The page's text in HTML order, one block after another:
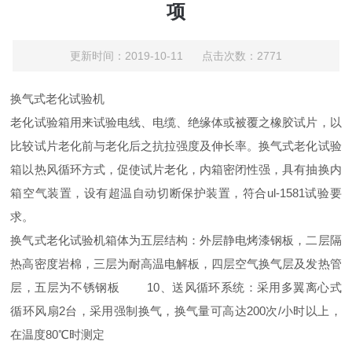
项
更新时间：2019-10-11 点击次数：2771
换气式老化试验机
老化试验箱用来试验电线、电缆、绝缘体或被覆之橡胶试片，以
比较试片老化前与老化后之抗拉强度及伸长率。换气式老化试验
箱以热风循环方式，促使试片老化，内箱密闭性强，具有抽换内
箱空气装置，设有超温自动切断保护装置，符合ul-1581试验要
求。
换气式老化试验机箱体为五层结构：外层静电烤漆钢板，二层隔
热高密度岩棉，三层为耐高温电解板，四层空气换气层及发热管
层，五层为不锈钢板 10、送风循环系统：采用多翼离心式
循环风扇2台，采用强制换气，换气量可高达200次/小时以上，
在温度80℃时测定